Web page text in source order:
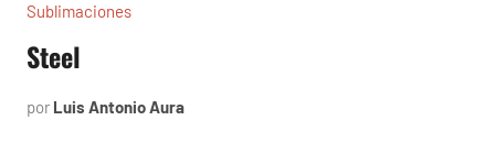
Sublimaciones
Steel
por Luis Antonio Aura